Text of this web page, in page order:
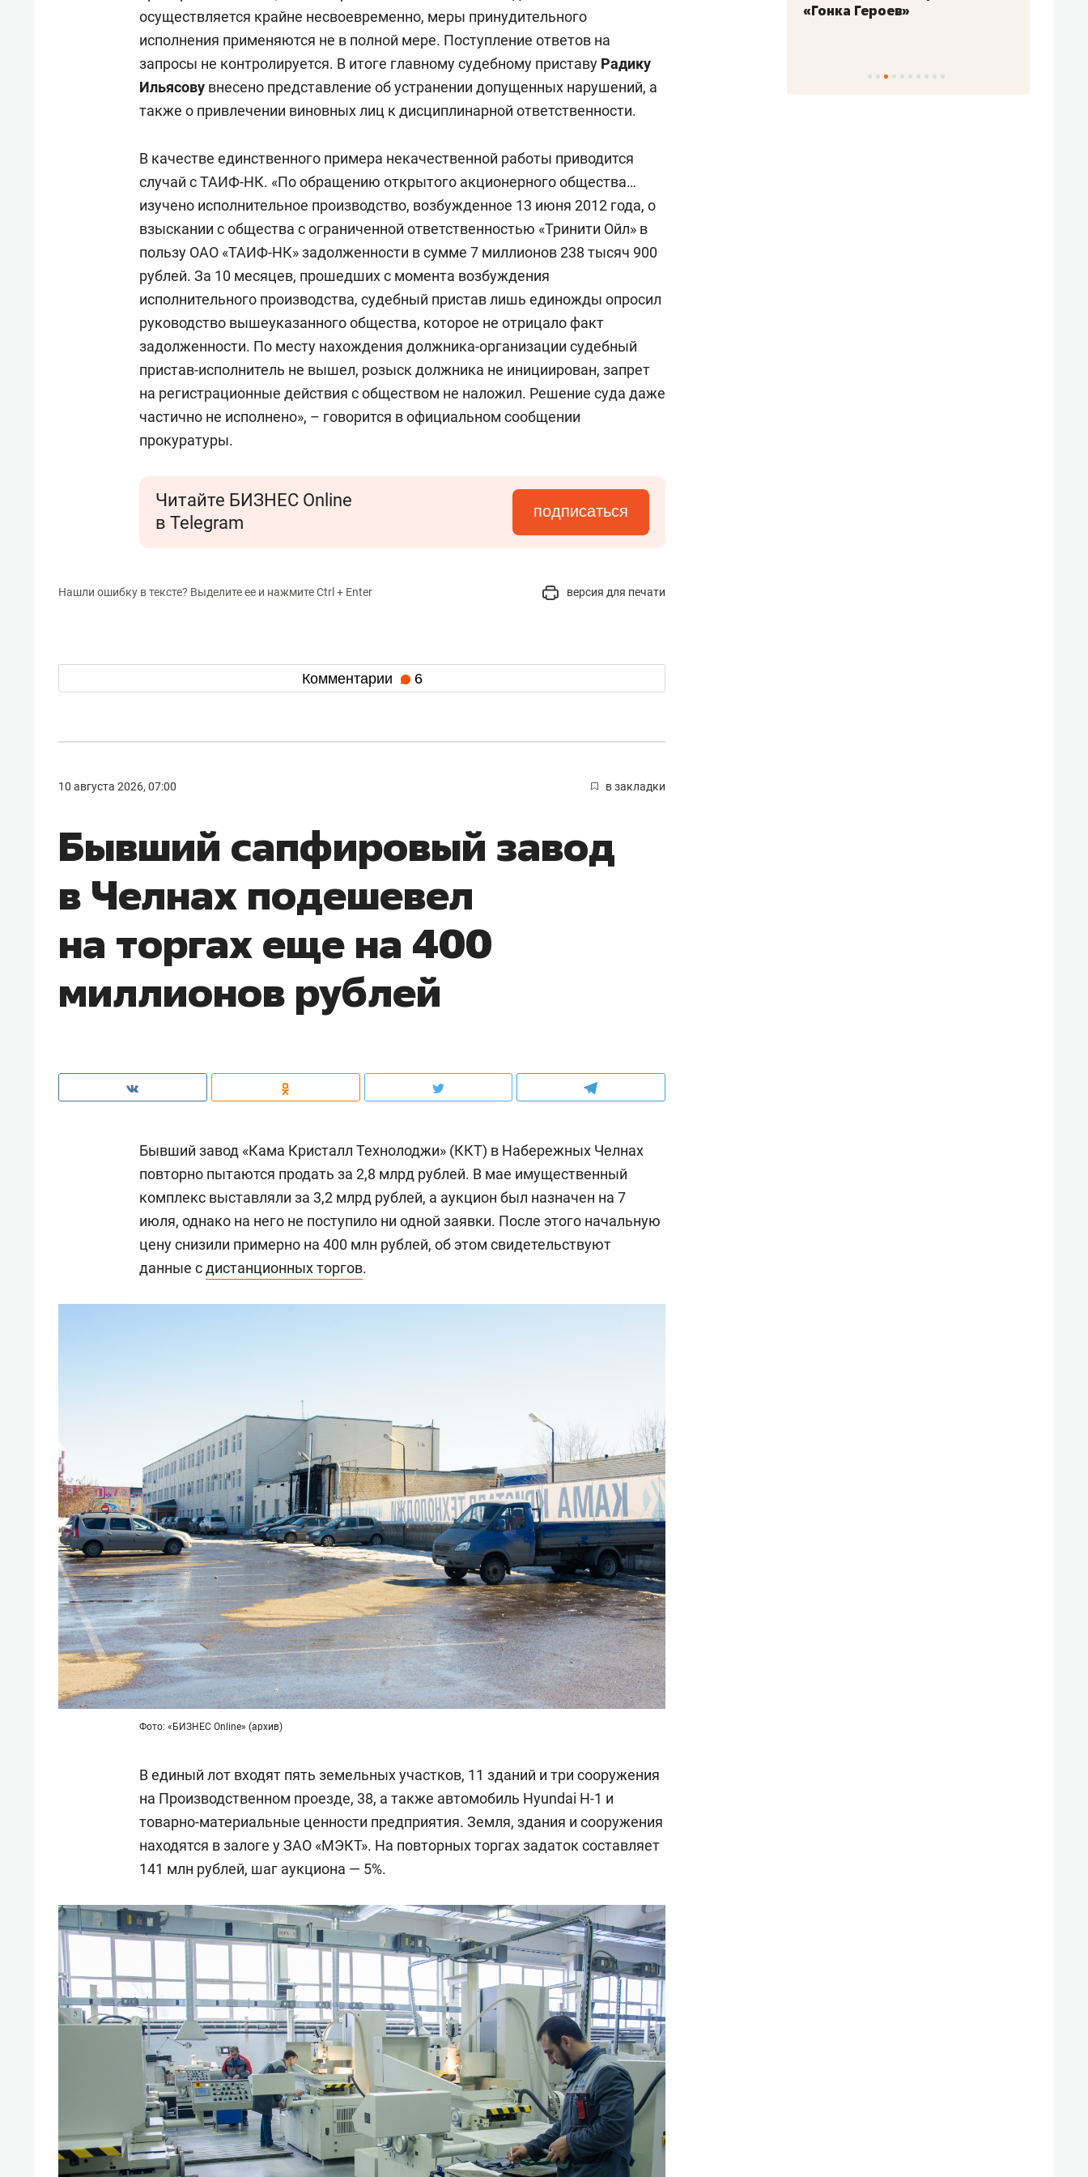
осуществляется крайне несвоевременно, меры принудительного
исполнения применяются не в полной мере. Поступление ответов на
запросы не контролируется. В итоге главному судебному приставу Радику
Ильясову внесено представление об устранении допущенных нарушений, а
также о привлечении виновных лиц к дисциплинарной ответственности.
В качестве единственного примера некачественной работы приводится
случай с ТАИФ-НК. «По обращению открытого акционерного общества…
изучено исполнительное производство, возбужденное 13 июня 2012 года, о
взыскании с общества с ограниченной ответственностью «Тринити Ойл» в
пользу ОАО «ТАИФ-НК» задолженности в сумме 7 миллионов 238 тысяч 900
рублей. За 10 месяцев, прошедших с момента возбуждения
исполнительного производства, судебный пристав лишь единожды опросил
руководство вышеуказанного общества, которое не отрицало факт
задолженности. По месту нахождения должника-организации судебный
пристав-исполнитель не вышел, розыск должника не инициирован, запрет
на регистрационные действия с обществом не наложил. Решение суда даже
частично не исполнено», – говорится в официальном сообщении
прокуратуры.
Читайте БИЗНЕС Online
в Telegram
подписаться
Нашли ошибку в тексте? Выделите ее и нажмите Ctrl + Enter версия для печати
Комментарии 6
10 августа 2026, 07:00 в закладки
Бывший сапфировый завод
в Челнах подешевел
на торгах еще на 400
миллионов рублей
Бывший завод «Кама Кристалл Технолоджи» (ККТ) в Набережных Челнах
повторно пытаются продать за 2,8 млрд рублей. В мае имущественный
комплекс выставляли за 3,2 млрд рублей, а аукцион был назначен на 7
июля, однако на него не поступило ни одной заявки. После этого начальную
цену снизили примерно на 400 млн рублей, об этом свидетельствуют
данные сдистанционных торгов.
Фото: «БИЗНЕС Online» (архив)
В единый лот входят пять земельных участков, 11 зданий и три сооружения
на Производственном проезде, 38, а также автомобиль Hyundai H-1 и
товарно-материальные ценности предприятия. Земля, здания и сооружения
находятся в залоге у ЗАО «МЭКТ». На повторных торгах задаток составляет
141 млн рублей, шаг аукциона — 5%.
состоянием как основа
«Гонка Героев»